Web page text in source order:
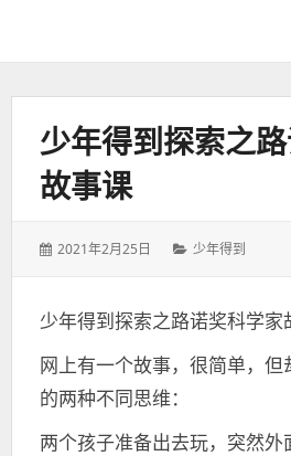
筹
群-少年得到探索之
故事课
发
2021年2月25日
分
少年得到
少年得到探索之路诺奖科学家
网上有一个故事，很简单，
的两种不同思维：
两个孩子准备出去玩，突然